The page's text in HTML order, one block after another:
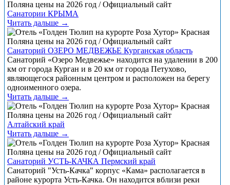
Санатории КРЫМА
Читать дальше →
Санаторий ОЗЕРО МЕДВЕЖЬЕ Курганская область
Санаторий «Озеро Медвежье» находится на удалении в 200
км от города Курган и в 20 км от города Петухово,
являющегося районным центром и расположен на берегу
одноименного озера.
Читать дальше →
Алтайский край
Читать дальше →
Санаторий УСТЬ-КАЧКА Пермский край
Санаторий "Усть-Качка" корпус «Кама» располагается в
районе курорта Усть-Качка. Он находится вблизи реки